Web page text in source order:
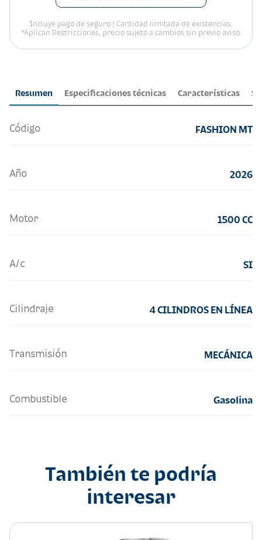
Resumen Especificaciones técnicas Características
Código FASHION MT
Año 2026
Motor 1500 CC
A/c SI
Cilindraje 4 CILINDROS EN LÍNEA
Transmisión MECÁNICA
Combustible Gasolina
Incluye pago de seguro | Cantidad limitada de existencias.
*Aplican Restricciones, precio sujeto a cambios sin previo aviso.
También te podría
interesar